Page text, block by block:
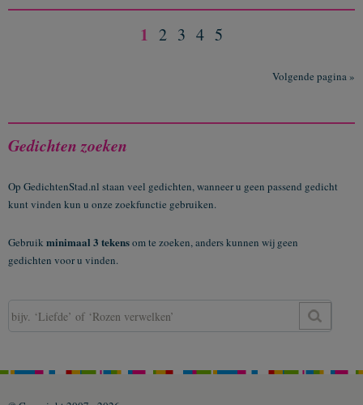
1 2 3 4 5
Volgende pagina »
Gedichten zoeken
Op GedichtenStad.nl staan veel gedichten, wanneer u geen passend gedicht
kunt vinden kun u onze zoekfunctie gebruiken.
Gebruik minimaal 3 tekensom te zoeken, anders kunnen wij geen
gedichten voor u vinden.